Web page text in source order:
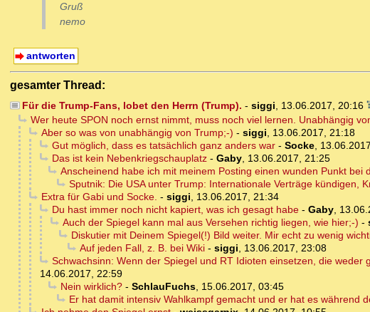
Gruß
nemo
antworten
gesamter Thread:
Für die Trump-Fans, lobet den Herrn (Trump). - siggi, 13.06.2017, 20:16
Wer heute SPON noch ernst nimmt, muss noch viel lernen. Unabhängig
Aber so was von unabhängig von Trump;-) - siggi, 13.06.2017, 21:18
Gut möglich, dass es tatsächlich ganz anders war- Socke,
Das ist kein Nebenkriegschauplatz- Gaby, 13.06.2017, 21:25
Anscheinend habe ich mit meinem Posting einen wunden Punkt bei
Sputnik: Die USA unter Trump: Internationale Verträge kündigen,
Extra für Gabi und Socke. - siggi, 13.06.2017, 21:34
Du hast immer noch nicht kapiert, was ich gesagt habe- Gaby,
Auch der Spiegel kann mal aus Versehen richtig liegen, wie hier;-) -
Diskutier mit Deinem Spiegel(!) Bild weiter. Mir echt zu wenig
Auf jeden Fall, z. B. bei Wiki- siggi, 13.06.2017, 23:08
Schwachsinn: Wenn der Spiegel und RT Idioten einsetzen, die
14.06.2017, 22:59
Nein wirklich?- SchlauFuchs, 15.06.2017, 03:45
Er hat damit intensiv Wahlkampf gemacht und er hat es während